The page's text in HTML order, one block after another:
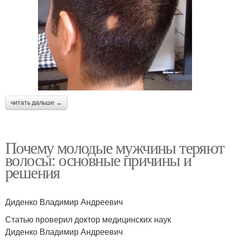
читать дальше →
Почему молодые мужчины теряют
волосы: основные причины и
решения
Диденко Владимир Андреевич
Статью проверил доктор медицинских наук
Диденко Владимир Андреевич